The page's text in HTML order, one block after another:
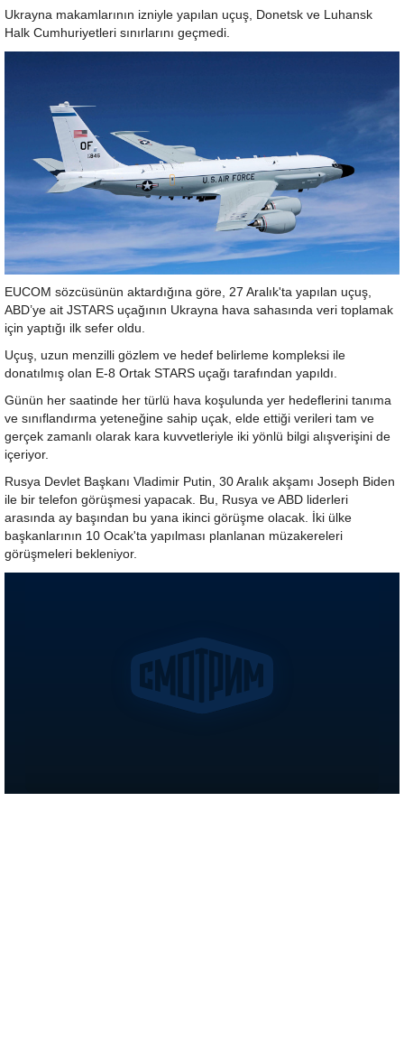
Ukrayna makamlarının izniyle yapılan uçuş, Donetsk ve Luhansk
Halk Cumhuriyetleri sınırlarını geçmedi.
EUCOM sözcüsünün aktardığına göre, 27 Aralık'ta yapılan uçuş,
ABD’ye ait JSTARS uçağının Ukrayna hava sahasında veri toplamak
için yaptığı ilk sefer oldu.
Uçuş, uzun menzilli gözlem ve hedef belirleme kompleksi ile
donatılmış olan E-8 Ortak STARS uçağı tarafından yapıldı.
Günün her saatinde her türlü hava koşulunda yer hedeflerini tanıma
ve sınıflandırma yeteneğine sahip uçak, elde ettiği verileri tam ve
gerçek zamanlı olarak kara kuvvetleriyle iki yönlü bilgi alışverişini de
içeriyor.
Rusya Devlet Başkanı Vladimir Putin, 30 Aralık akşamı Joseph Biden
ile bir telefon görüşmesi yapacak. Bu, Rusya ve ABD liderleri
arasında ay başından bu yana ikinci görüşme olacak. İki ülke
başkanlarının 10 Ocak'ta yapılması planlanan müzakereleri
görüşmeleri bekleniyor.